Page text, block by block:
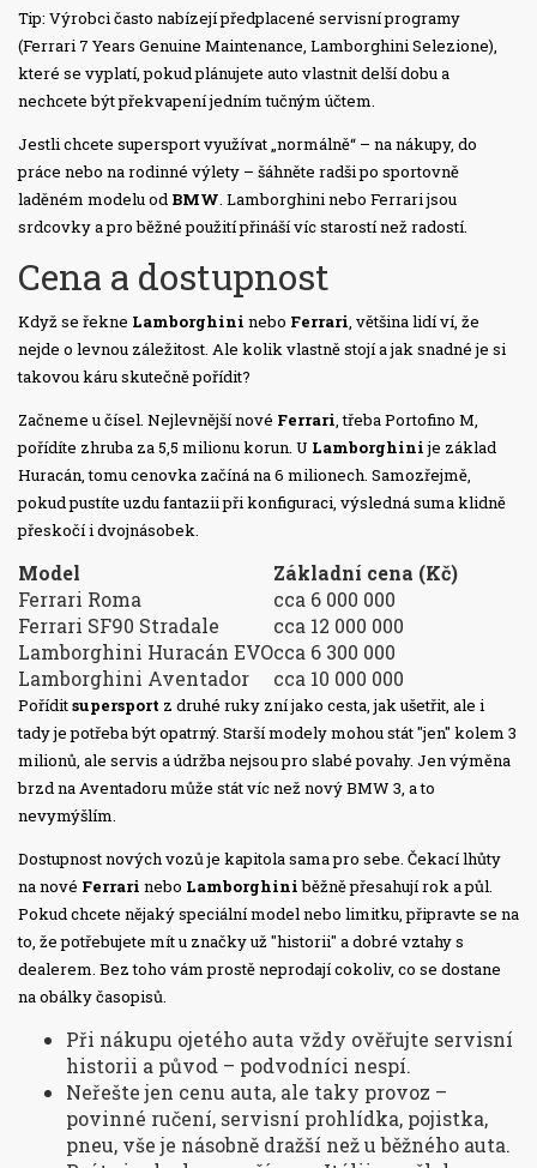
Tip: Výrobci často nabízejí předplacené servisní programy
(Ferrari 7 Years Genuine Maintenance, Lamborghini Selezione),
které se vyplatí, pokud plánujete auto vlastnit delší dobu a
nechcete být překvapení jedním tučným účtem.
Jestli chcete supersport využívat „normálně“ – na nákupy, do
práce nebo na rodinné výlety – šáhněte radši po sportovně
laděném modelu od BMW. Lamborghini nebo Ferrari jsou
srdcovky a pro běžné použití přináší víc starostí než radostí.
Cena a dostupnost
Když se řekne Lamborghini nebo Ferrari, většina lidí ví, že
nejde o levnou záležitost. Ale kolik vlastně stojí a jak snadné je si
takovou káru skutečně pořídit?
Začneme u čísel. Nejlevnější nové Ferrari, třeba Portofino M,
pořídíte zhruba za 5,5 milionu korun. U Lamborghinije základ
Huracán, tomu cenovka začíná na 6 milionech. Samozřejmě,
pokud pustíte uzdu fantazii při konfiguraci, výsledná suma klidně
přeskočí i dvojnásobek.
Model
Základní cena (Kč)
Ferrari Roma
cca 6 000 000
Ferrari SF90 Stradale
cca 12 000 000
Lamborghini Huracán EVOcca 6 300 000
Lamborghini Aventador
cca 10 000 000
Poříditsupersport z druhé ruky zní jako cesta, jak ušetřit, ale i
tady je potřeba být opatrný. Starší modely mohou stát "jen" kolem 3
milionů, ale servis a údržba nejsou pro slabé povahy. Jen výměna
brzd na Aventadoru může stát víc než nový BMW 3, a to
nevymýšlím.
Dostupnost nových vozů je kapitola sama pro sebe. Čekací lhůty
na nové Ferrari nebo Lamborghiniběžně přesahují rok a půl.
Pokud chcete nějaký speciální model nebo limitku, připravte se na
to, že potřebujete mít u značky už "historii" a dobré vztahy s
dealerem. Bez toho vám prostě neprodají cokoliv, co se dostane
na obálky časopisů.
Při nákupu ojetého auta vždy ověřujte servisní
historii a původ – podvodníci nespí.
Neřešte jen cenu auta, ale taky provoz –
povinné ručení, servisní prohlídka, pojistka,
pneu, vše je násobně dražší než u běžného auta.